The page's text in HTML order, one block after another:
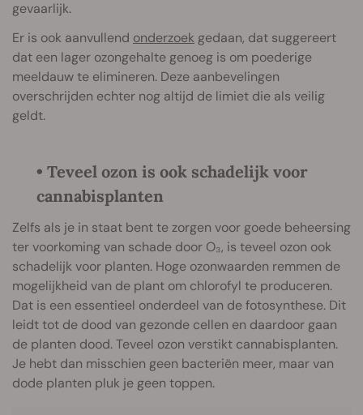
gevaarlijk.
Er is ook aanvullend onderzoek gedaan, dat suggereert
dat een lager ozongehalte genoeg is om poederige
meeldauw te elimineren. Deze aanbevelingen
overschrijden echter nog altijd de limiet die als veilig
geldt.
• Teveel ozon is ook schadelijk voor
cannabisplanten
Zelfs als je in staat bent te zorgen voor goede beheersing
ter voorkoming van schade door O₃, is teveel ozon ook
schadelijk voor planten. Hoge ozonwaarden remmen de
mogelijkheid van de plant om chlorofyl te produceren.
Dat is een essentieel onderdeel van de fotosynthese. Dit
leidt tot de dood van gezonde cellen en daardoor gaan
de planten dood. Teveel ozon verstikt cannabisplanten.
Je hebt dan misschien geen bacteriën meer, maar van
dode planten pluk je geen toppen.